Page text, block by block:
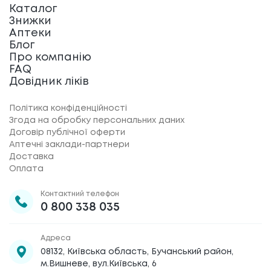
Каталог
Знижки
Аптеки
Блог
Про компанію
FAQ
Довідник ліків
Політика конфіденційності
Згода на обробку персональних даних
Договір публічної оферти
Аптечні заклади-партнери
Доставка
Оплата
Контактний телефон
0 800 338 035
Адреса
08132, Київська область, Бучанський район,
м.Вишневе, вул.Київська, 6